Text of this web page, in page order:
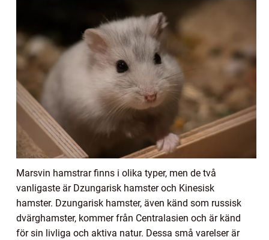
Marsvin hamstrar finns i olika typer, men de två
vanligaste är Dzungarisk hamster och Kinesisk
hamster. Dzungarisk hamster, även känd som russisk
dvärghamster, kommer från Centralasien och är känd
för sin livliga och aktiva natur. Dessa små varelser är